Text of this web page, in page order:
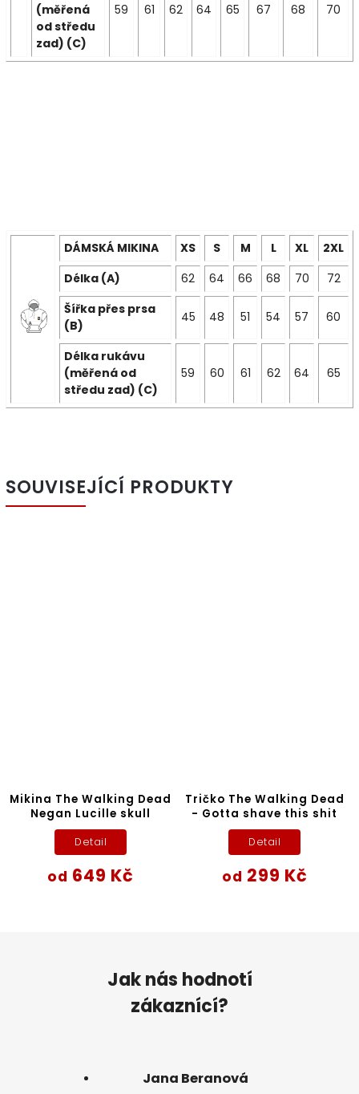
(měřená
od středu
zad) (C)
59 61 62 64 65 67 68 70
DÁMSKÁ MIKINA XS S M L XL
2XL
Délka (A)
62 64 66 68 70
72
Šířka přes prsa
(B)
45 48 51 54 57 60
Délka rukávu
(měřená od
středu zad) (C)
59 60 61 62 64 65
SOUVISEJÍCÍ PRODUKTY
Mikina The Walking Dead
Negan Lucille skull
od 649 Kč
Detail
Tričko The Walking Dead
- Gotta shave this shit
od 299 Kč
Detail
Jak nás hodnotí
zákaznící?
Jana Beranová